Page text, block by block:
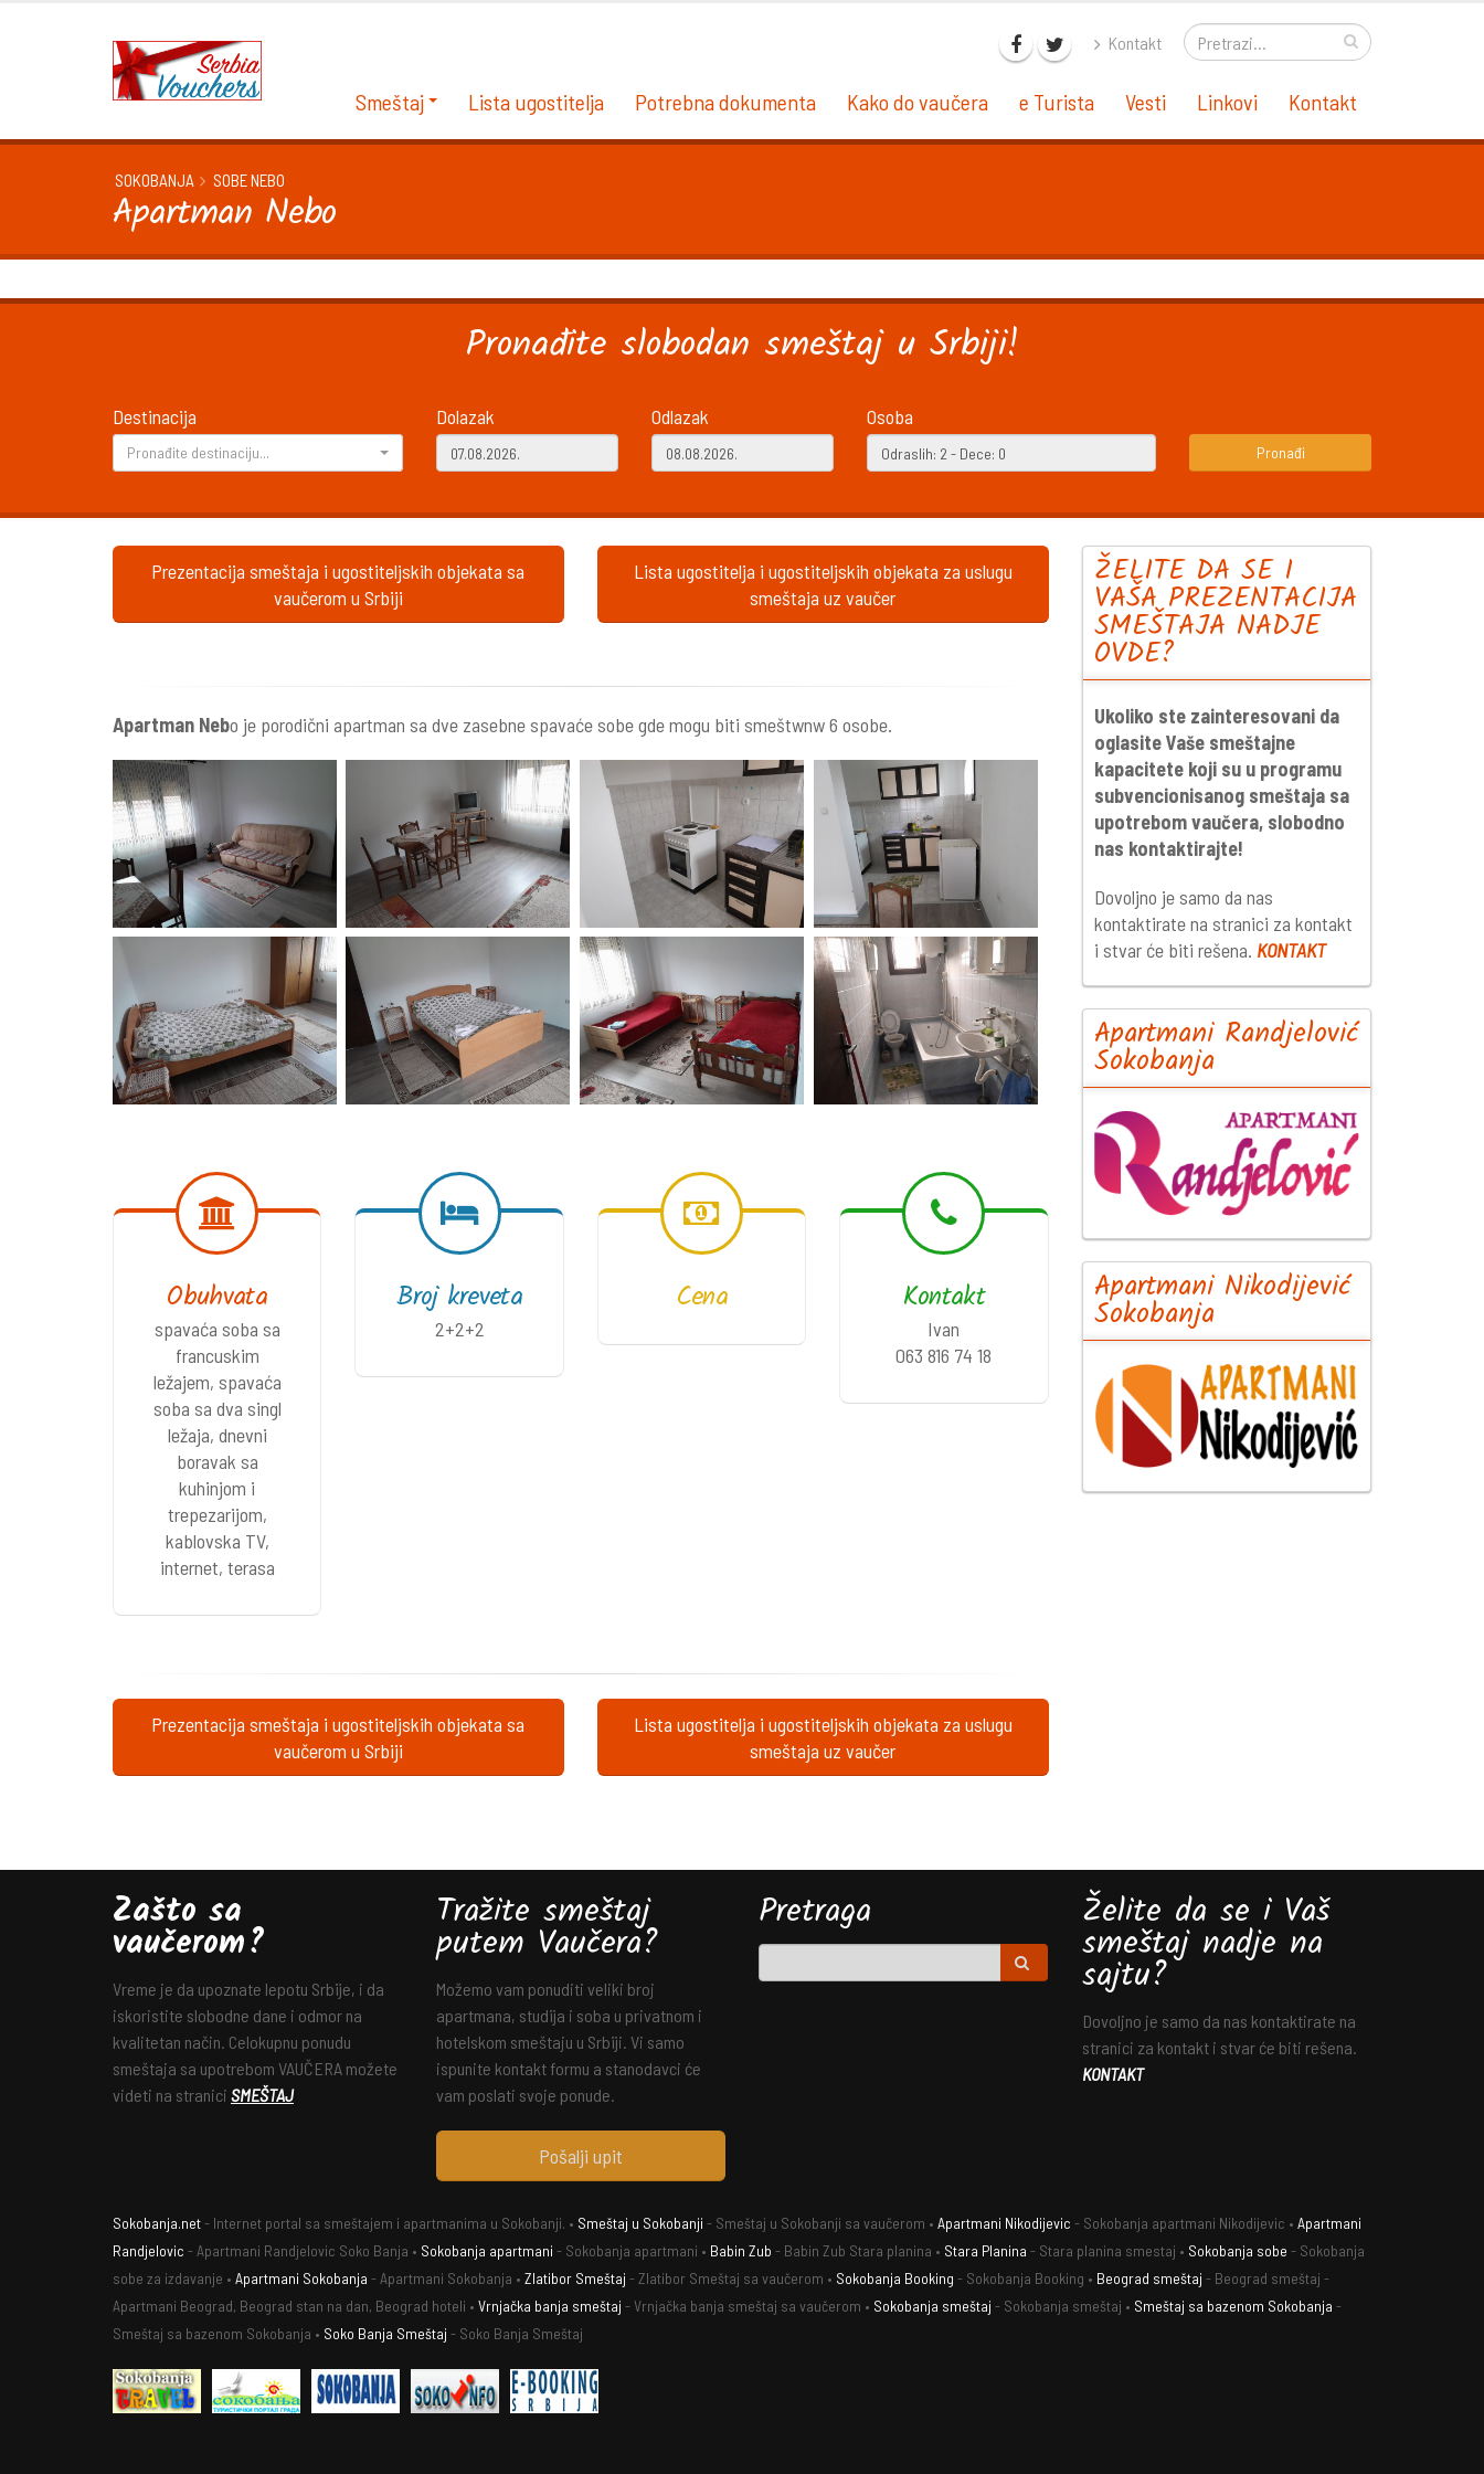
Kontakt
Smeštaj Lista ugostitelja Potrebna dokumenta Kako do vaučera e Turista Vesti Linkovi Kontakt
SOKOBANJA SOBE NEBO
Apartman Nebo
Pronađite slobodan smeštaj u Srbiji!
Destinacija
Pronađite destinaciju...
Dolazak Odlazak Osoba
Pronađi
Prezentacija smeštaja i ugostiteljskih objekata sa
vaučerom u Srbiji
Lista ugostitelja i ugostiteljskih objekata za uslugu
smeštaja uz vaučer
Apartman Nebo je porodični apartman sa dve zasebne spavaće sobe gde mogu biti smeštwnw 6 osobe.
Obuhvata
spavaća soba sa
francuskim
ležajem, spavaća
soba sa dva singl
ležaja, dnevni
boravak sa
kuhinjom i
trepezarijom,
kablovska TV,
internet, terasa
Broj kreveta
2+2+2
Cena Kontakt
Ivan
063 816 74 18
Prezentacija smeštaja i ugostiteljskih objekata sa
vaučerom u Srbiji
Lista ugostitelja i ugostiteljskih objekata za uslugu
smeštaja uz vaučer
ŽELITE DA SE I
VAŠA PREZENTACIJA
SMEŠTAJA NADJE
OVDE?
Ukoliko ste zainteresovani da
oglasite Vaše smeštajne
kapacitete koji su u programu
subvencionisanog smeštaja sa
upotrebom vaučera, slobodno
nas kontaktirajte!
Dovoljno je samo da nas
kontaktirate na stranici za kontakt
i stvar će biti rešena. KONTAKT
Apartmani Randjelović
Sokobanja
Apartmani Nikodijević
Sokobanja
Zašto sa
vaučerom?
Vreme je da upoznate lepotu Srbije, i da
iskoristite slobodne dane i odmor na
kvalitetan način. Celokupnu ponudu
smeštaja sa upotrebom VAUČERA možete
videti na stranici SMEŠTAJ
Tražite smeštaj
putem Vaučera?
Možemo vam ponuditi veliki broj
apartmana, studija i soba u privatnom i
hotelskom smeštaju u Srbiji. Vi samo
ispunite kontakt formu a stanodavci će
vam poslati svoje ponude.
Pošalji upit
Pretraga Želite da se i Vaš
smeštaj nadje na
sajtu?
Dovoljno je samo da nas kontaktirate na
stranici za kontakt i stvar će biti rešena.
KONTAKT
Sokobanja.net- Internet portal sa smeštajem i apartmanima u Sokobanji. • Smeštaj u Sokobanji - Smeštaj u Sokobanji sa vaučerom • Apartmani Nikodijevic - Sokobanja apartmani Nikodijevic • Apartmani
Randjelovic - Apartmani Randjelovic Soko Banja • Sokobanja apartmani - Sokobanja apartmani • Babin Zub - Babin Zub Stara planina • Stara Planina - Stara planina smestaj • Sokobanja sobe - Sokobanja
sobe za izdavanje • Apartmani Sokobanja - Apartmani Sokobanja • Zlatibor Smeštaj - Zlatibor Smeštaj sa vaučerom • Sokobanja Booking - Sokobanja Booking • Beograd smeštaj - Beograd smeštaj -
Apartmani Beograd, Beograd stan na dan, Beograd hoteli • Vrnjačka banja smeštaj - Vrnjačka banja smeštaj sa vaučerom • Sokobanja smeštaj - Sokobanja smeštaj • Smeštaj sa bazenom Sokobanja -
Smeštaj sa bazenom Sokobanja • Soko Banja Smeštaj - Soko Banja Smeštaj